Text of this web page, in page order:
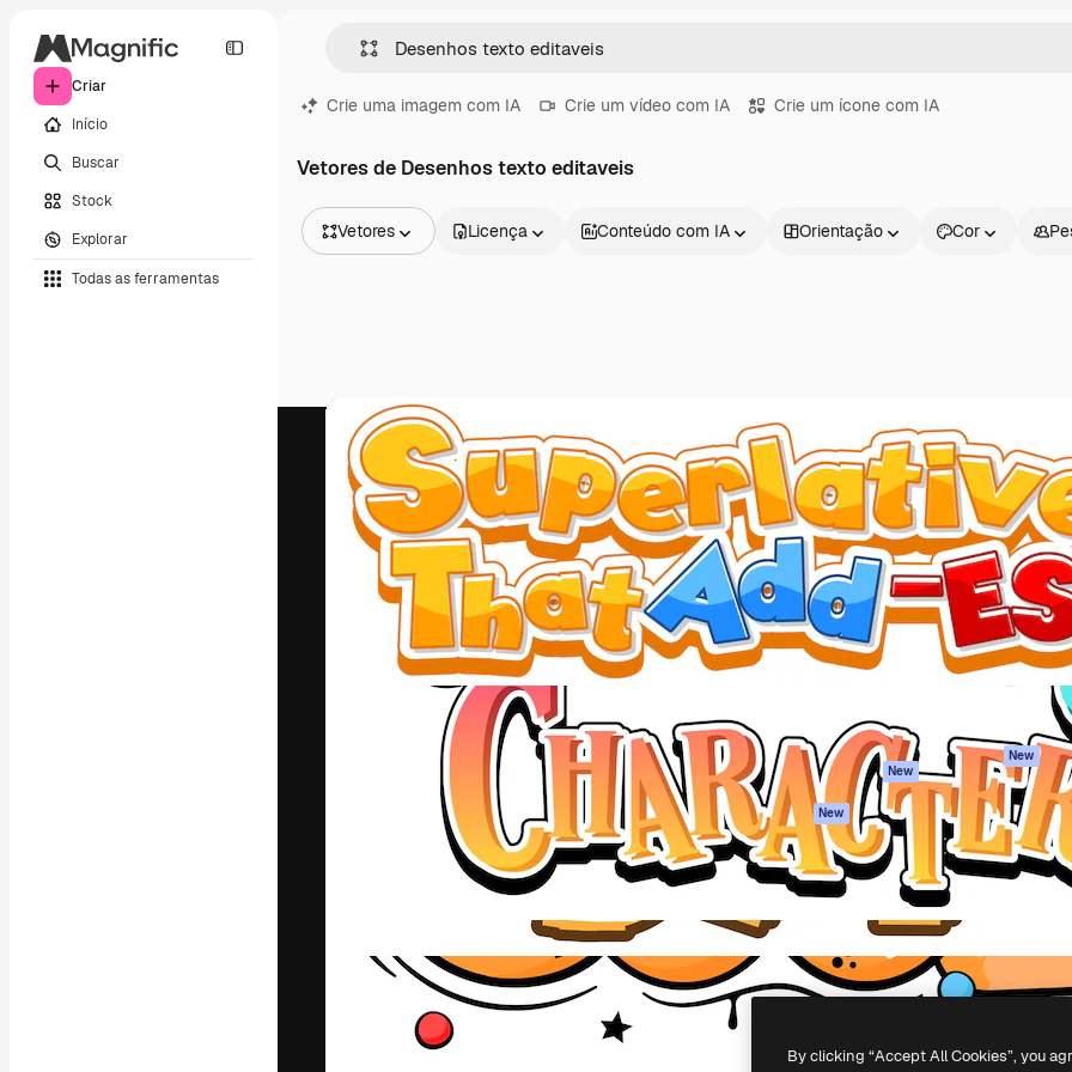
Criar
Início
Buscar
Stock
Explorar
Todas as ferramentas
Crie uma imagem com IA Crie um vídeo com IA Crie um ícone com IA
Vetores de Desenhos texto editaveis
Vetores
Vídeos
Clipes de vídeo
Animações
Modelos de vídeos
Ícones
Modelos 3D
Fontes
Licença Conteúdo com IA Orientação Cor
A plataforma criativa para você direcionar
seu melhor trabalho. Mais de 1 milhão de
assinantes entre criativos, empresas,
agências e estúdios.
Português
Produtos
Spaces
Assistente de IA
Gerador de
imagens
Gerador de vídeos
Conteúdo de stock
MCP para
Claude/ChatGPT
New
Agentes New
API
App móvel
Todas as
ferramentas
Começar
Academy
Documentação
Atendimento
Termos e
condições
Originais New
Política de
Central de
confiabilidade
Afiliados
Empresas
Copyright © 2010- 2026Freepik Company S.L.U.Todos os direitos reservados.
By clicking “Accept All Cookies”, you